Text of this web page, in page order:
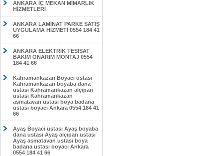
ANKARA İÇ MEKAN MİMARLIK
HİZMETLERİ
ANKARA LAMİNAT PARKE SATIŞ
UYGULAMA HİZMETİ 0554 184 41
66
ANKARA ELEKTRİK TESİSAT
BAKIM ONARIM MONTAJ 0554
184 41 66
Kahramankazan Boyacı ustası
Kahramankazan boyaba dana
ustası Kahramankazan alçıpan
ustası Kahramankazan
asmatavan ustası boya badana
ustası boyacı Ankara 0554 184 41
66
Ayaş Boyacı ustası Ayaş boyaba
dana ustası Ayaş alçıpan ustası
Ayaş asmatavan ustası boya
badana ustası boyacı Ankara
0554 184 41 66